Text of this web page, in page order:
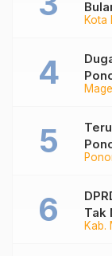
Kota
Jadi
Kab.
Tak